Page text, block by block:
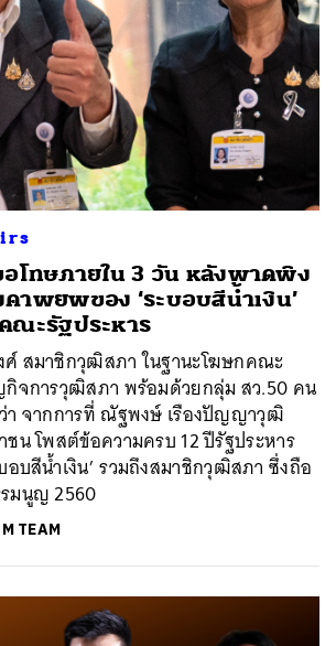
ขอโทษภายใน 3 วัน หลังพาดพิง
าพยพของ ‘ระบอบสีน้ำเงิน’
ณะรัฐประหาร
สมาชิกวุฒิสภา ในฐานะโฆษกคณะ
กิจการวุฒิสภา พร้อมด้วยกลุ่ม สว.50 คน
า จากการที่ ณัฐพงษ์ เรืองปัญญาวุฒิ
น โพสต์ข้อความครบ 12 ปีรัฐประหาร
อบสีน้ำเงิน’ รวมถึงสมาชิกวุฒิสภา ซึ่งถือ
มนูญ 2560
TEAM